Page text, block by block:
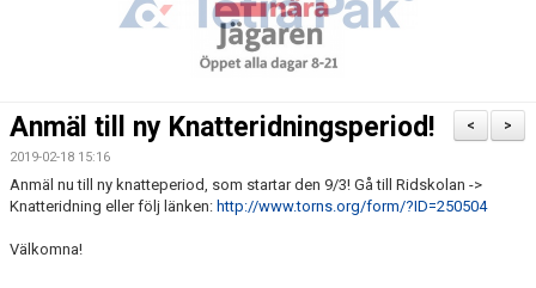
STALLPLATS
TÄVLING
>
<
Anmäl till ny Knatteridningsperiod!
2019-02-18 15:16
Anmäl nu till ny knatteperiod, som startar den 9/3! Gå till Ridskolan ->
Knatteridning eller följ länken: http://www.torns.org/form/?ID=250504
Välkomna!